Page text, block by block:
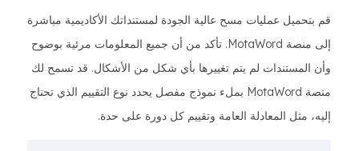
قم بتحميل عمليات مسح عالية الجودة لمستنداتك الأكاديمية مباشرة
إلى منصة MotaWord. تأكد من أن جميع المعلومات مرئية بوضوح
وأن المستندات لم يتم تغييرها بأي شكل من الأشكال. قد تسمح لك
منصة MotaWord بملء نموذج مفصل يحدد نوع التقييم الذي تحتاج
إليه، مثل المعادلة العامة وتقييم كل دورة على حدة.